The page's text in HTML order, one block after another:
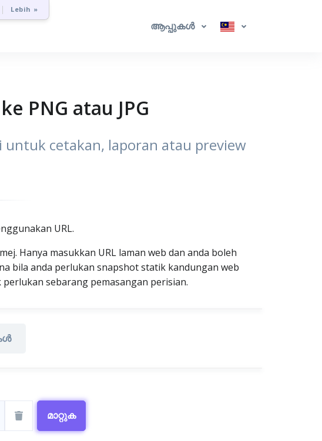
Lebih »
ആപ്പുകൾ
PNG atau JPG
untuk cetakan, laporan atau preview
URL.
Hanya masukkan URL laman web dan anda boleh
bila anda perlukan snapshot statik kandungan web
sebarang pemasangan perisian.
മാറ്റുക